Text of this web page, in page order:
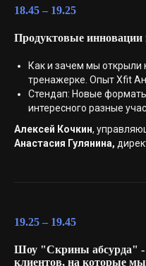
18.45 – 19.25
Продуктовые инновации
Как и зачем мы открыли
тренажерке. Опыт Xfit
Стендап: Новые
интересного разные
Алексей Кочкин,
Анастасия Гулянина,
19.25 – 19.45
Шоу "Скрины абсурда" -
клиентов, на которые